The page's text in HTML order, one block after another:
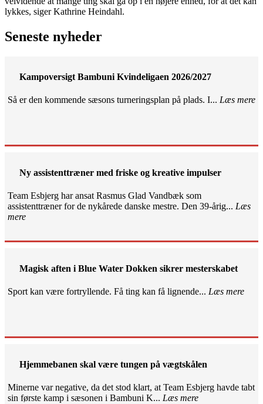
lykkes, siger Kathrine Heindahl.
Seneste nyheder
Kampoversigt Bambuni Kvindeligaen 2026/2027
Så er den kommende sæsons turneringsplan på plads. I... Læs mere
Ny assistenttræner med friske og kreative impulser
Team Esbjerg har ansat Rasmus Glad Vandbæk som
assistenttræner for de nykårede danske mestre. Den 39-årig... Læs
mere
Magisk aften i Blue Water Dokken sikrer mesterskabet
Sport kan være fortryllende. Få ting kan få lignende... Læs mere
Hjemmebanen skal være tungen på vægtskålen
Minerne var negative, da det stod klart, at Team Esbjerg havde tabt
sin første kamp i sæsonen i Bambuni K... Læs mere